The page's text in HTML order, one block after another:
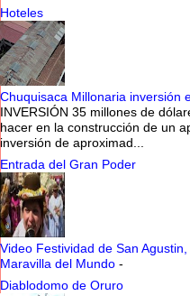
Hoteles
Chuquisaca Millonaria inversión
INVERSIÓN 35 millones de
hacer en la construcción de un
inversión de aproximad...
Entrada del Gran Poder
Video Festividad de San
Maravilla del Mundo -
Diablodomo de Oruro